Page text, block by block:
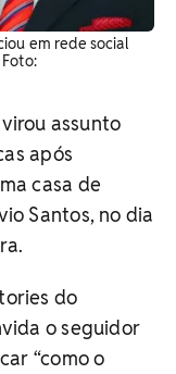
em rede social
virou assunto
após
casa de
Santos, no dia
do
o seguidor
“como o